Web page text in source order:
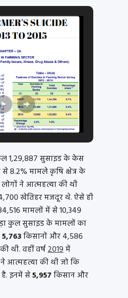
1,29,887 सुसाइड के केस
8.2% मामले कृषि क्षेत्र के
ने आत्महत्या की थी
खेतिहर मजदूर थे. ऐसे ही
मामलों में से 10,349
कुल सुसाइड के मामलों का
5,763किसानों और 4,586
थी. वहीं वर्ष2019में
आत्महत्या की थी जो कि
इनमें से5,957किसान और